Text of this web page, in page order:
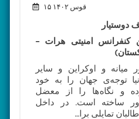
۱۵ قوس ۱۴۰۲
دوستیار
کنفرانس امنیتی هرات –
میانه و اوکراین و سایر
توجه‌ی جهان را به خود
و نگاه‌ها را از معضل
دور ساخته است. در داخل
تمایلی برا...